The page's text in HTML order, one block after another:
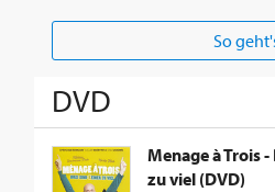
So
DVD
Menage à Trois
zu viel (DVD)